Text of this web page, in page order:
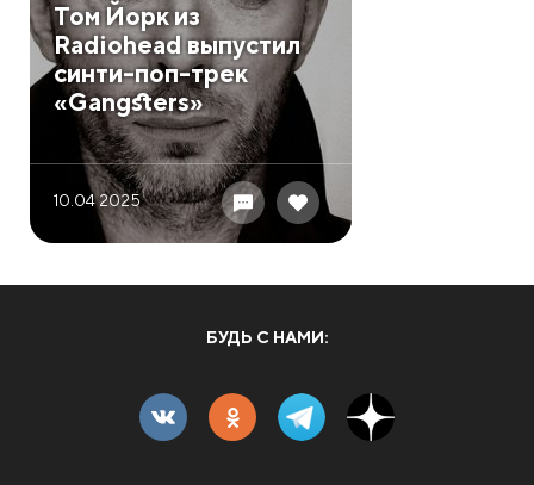
Том Йорк из
Radiohead выпустил
синти-поп-трек
«Gangsters»
10.04 2025
БУДЬ С НАМИ: